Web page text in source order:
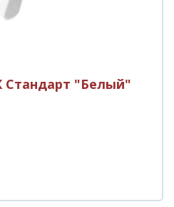
"Белый"